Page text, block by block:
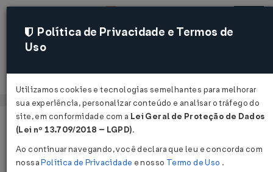
Acessar
Página Inicial Legislações
Convênio ICMS Nº 13 DE
Política de Privacidade e Termos de
Uso
Utilizamos cookies e tecnologias semelhantes para melhorar
sua experiência, personalizar conteúdo e analisar o tráfego do
site, em conformidade com a Lei Geral de Proteção de Dados
(Lei nº 13.709/2018 – LGPD).
Ao continuar navegando, você declara que leu e concorda com
nossaPolítica de Privacidade e nosso Termo de Uso .